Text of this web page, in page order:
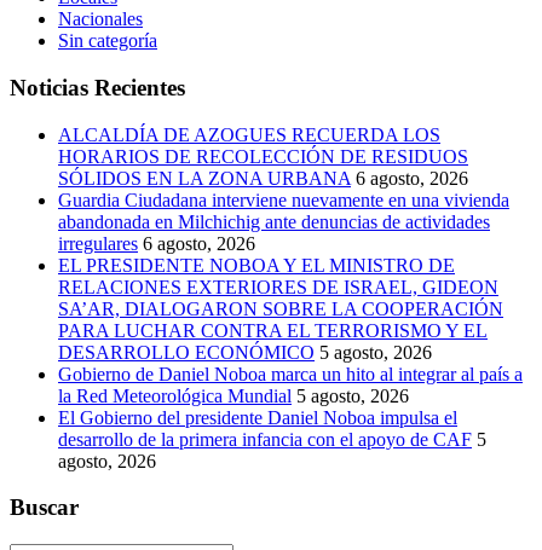
Nacionales
Sin categoría
Noticias Recientes
ALCALDÍA DE AZOGUES RECUERDA LOS
HORARIOS DE RECOLECCIÓN DE RESIDUOS
SÓLIDOS EN LA ZONA URBANA 6 agosto, 2026
Guardia Ciudadana interviene nuevamente en una vivienda
abandonada en Milchichig ante denuncias de actividades
irregulares 6 agosto, 2026
EL PRESIDENTE NOBOA Y EL MINISTRO DE
RELACIONES EXTERIORES DE ISRAEL, GIDEON
SA’AR, DIALOGARON SOBRE LA COOPERACIÓN
PARA LUCHAR CONTRA EL TERRORISMO Y EL
DESARROLLO ECONÓMICO 5 agosto, 2026
Gobierno de Daniel Noboa marca un hito al integrar al país a
la Red Meteorológica Mundial 5 agosto, 2026
El Gobierno del presidente Daniel Noboa impulsa el
desarrollo de la primera infancia con el apoyo de CAF 5
agosto, 2026
Buscar